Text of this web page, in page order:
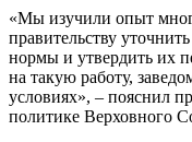
«Мы изучили опыт
правительству
нормы и утвердить их
на такую работу,
условиях», – пояснил
политике Верховного